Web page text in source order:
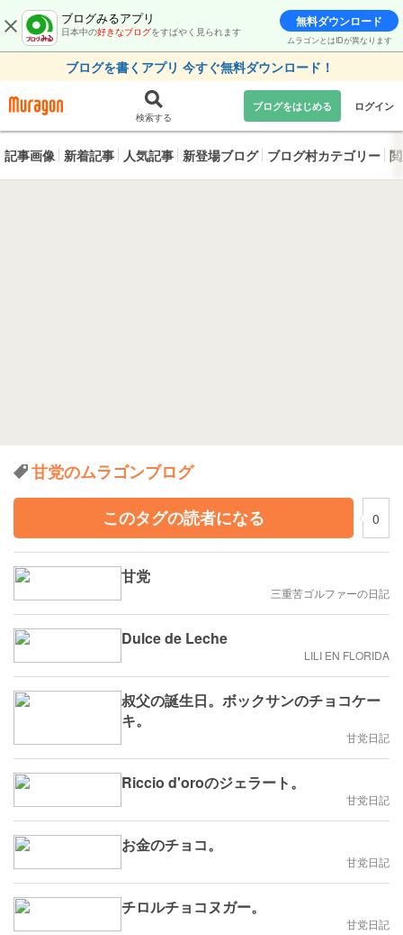
ブログみるアプリ
日本中の好きなブログをすばやく見られます
無料ダウンロード
ムラゴンとはIDが異なります
ブログを書くアプリ 今すぐ無料ダウンロード！
検索する
ブログをはじめる ログイン
記事画像 新着記事 人気記事 新登場ブログ ブログ村カテゴリー
甘党のムラゴンブログ
このタグの読者になる
0
甘党
三重苦ゴルファーの日記
Dulce de Leche
LILI EN FLORIDA
叔父の誕生日。ボックサンのチョコケー
キ。
甘党日記
Riccio d'oroのジェラート。
甘党日記
お金のチョコ。
甘党日記
チロルチョコヌガー。
甘党日記